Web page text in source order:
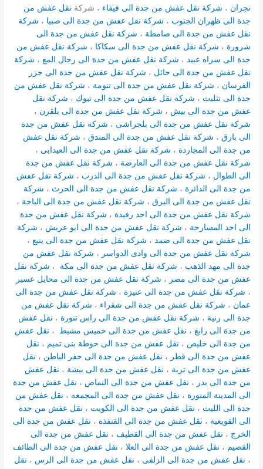
نجران ، شركة نقل عفش من جدة الى فيفاء ، شركة نقل عفش من
جدة الى ظهران الجنوب ، شركة نقل عفش من جدة الى صبيا ، شركة
نقل عفش من جدة الى صامطة ، شركة نقل عفش من جدة الى
شرورة ، شركة نقل عفش من جدة الى سكاكا ، شركة نقل عفش من
جدة الى سراه عبيد ، شركة نقل عفش من جدة الى رجال المع ، شركة
نقل عفش من جدة الى حائل ، شركة نقل عفش من جدة الى جزر
الفرسان ، شركة نقل عفش من جدة الى تنومة ، شركة نقل عفش من
جدة الى تثليث ، شركة نقل عفش من جدة الى تبوك ، شركة نقل
عفش من جدة الى بيش ، شركة نقل عفش من جدة الى بلقرن ،
شركة نقل عفش من جدة الى بلجراشى ، شركة نقل عفش من جدة
الى بارق ، شركة نقل عفش من جدة الى المندق ، شركة نقل عفش
من جدة الى المجاردة ، شركة نقل عفش من جدة الى العيدابى ،
شركة نقل عفش من جدة الى العارضة ، شركة نقل عفش من جدة
الى الطوال ، شركة نقل عفش من جدة الى الدرب ، شركة نقل عفش
من جدة الى الدائرة ، شركة نقل عفش من جدة الى الحرث ، شركة
نقل عفش من جدة الى البرق ، شركة نقل عفش من جدة الى الباحة ،
شركة نقل عفش من جدة الى احد رفيدة ، شركة نقل عفش من جدة
الى احد المسارحة ، شركة نقل عفش من جدة الى ابو عريش ، شركة
نقل عفش من جدة الى ضمد ، شركة نقل عفش من جدة الى ينبع ،
شركة نقل عفش من جدة الى وادى الدواسر ، شركة نقل عفش من
جدة الى مهد الذهب ، شركة نقل عفش من جدة الى مكة ، شركة نقل
عفش من جدة الى مصر ، شركة نقل عفش من جدة الى محايل عسير
، شركة نقل عفش من جدة الى عنيزة ، شركة نقل عفش من جدة الى
عمان ، شركة نقل عفش من جدة الى شقراء ، شركة نقل عفش من
جدة الى رنية ، شركة نقل عفش من جدة الى راس تنورة ، نقل عفش
من جدة الى رابغ ، نقل عفش من جدة الى خميس مشيط ، نقل عفش
من جدة الى خليص ، نقل عفش من جدة الى حوطة بنى تميم ، نقل
عفش من جدة الى قطر ، نقل عفش من جدة الى حفر الباطن ، نقل
عفش من جدة الى تربة ، نقل عفش من جدة الى بيشة ، نقل عفش
من جدة الى بدر ، نقل عفش من جدة الى النماص ، نقل عفش من جدة
الى المدينة المنورة ، نقل عفش من جدة الى المجمعه ، نقل عفش من
جدة الى الليث ، نقل عفش من جدة الى الكويت ، نقل عفش من جدة
الى القويعية ، نقل عفش من جدة الى القنفذة ، نقل عفش من جدة الى
الخرج ، نقل عفش من جدة الى القطيف ، نقل عفش من جدة الى
القصيم ، نقل عفش من جدة الى العلا ، نقل عفش من جدة الى الطائف
، نقل عفش من جدة الى الزلفى ، نقل عفش من جدة الى الرس ، نقل